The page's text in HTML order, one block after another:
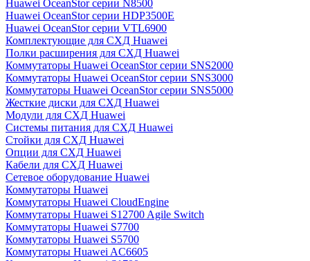
Huawei OceanStor серии N8500
Huawei OceanStor серии HDP3500E
Huawei OceanStor серии VTL6900
Комплектующие для СХД Huawei
Полки расширения для СХД Huawei
Коммутаторы Huawei OceanStor серии SNS2000
Коммутаторы Huawei OceanStor серии SNS3000
Коммутаторы Huawei OceanStor серии SNS5000
Жесткие диски для СХД Huawei
Модули для СХД Huawei
Системы питания для СХД Huawei
Стойки для СХД Huawei
Опции для СХД Huawei
Кабели для СХД Huawei
Сетевое оборудование Huawei
Коммутаторы Huawei
Коммутаторы Huawei CloudEngine
Коммутаторы Huawei S12700 Agile Switch
Коммутаторы Huawei S7700
Коммутаторы Huawei S5700
Коммутаторы Huawei AC6605